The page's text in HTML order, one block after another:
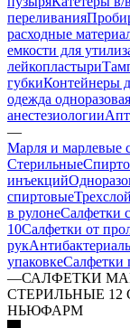
переливания
расходные
емкости для
лейкопластыри
губкиКонтейнеры
одежда одноразовая
анестезиологии
—
Марля и марлевые
Стерильные
инъекций
спиртовые
в рулонеСалфетки
10Салфетки от
рук
упаковкеСалфетки
—САЛФЕТКИ
СТЕРИЛЬНЫЕ 12
НЬЮФАРМ